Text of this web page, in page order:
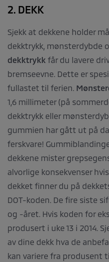
2. DEKK
Sjekk at dekkene holder
dekktrykk, mønsterdybde
dekktrykk får du lavere
bremseevne. Dette er
fullastet til ferien.
1,6 millimeter (på
dekktrykk eller
gummien har gått ut på
ferskvare!
dekkene mister
alvorlige konsekvenser
dekket finner du på
DOT-koden. De fire siste
og -året. Hvis koden for
produsert i uke 13 i 2014.
av dine dekk hva de
kan variere fra produsent